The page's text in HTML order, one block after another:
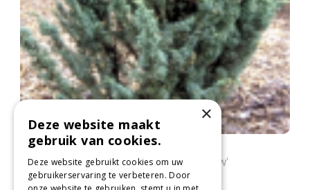
Chinese jeneverbes
Juniperus chinensis 'Blaauw'
×
Deze website maakt
gebruik van cookies.
Deze website gebruikt cookies om uw
gebruikerservaring te verbeteren. Door